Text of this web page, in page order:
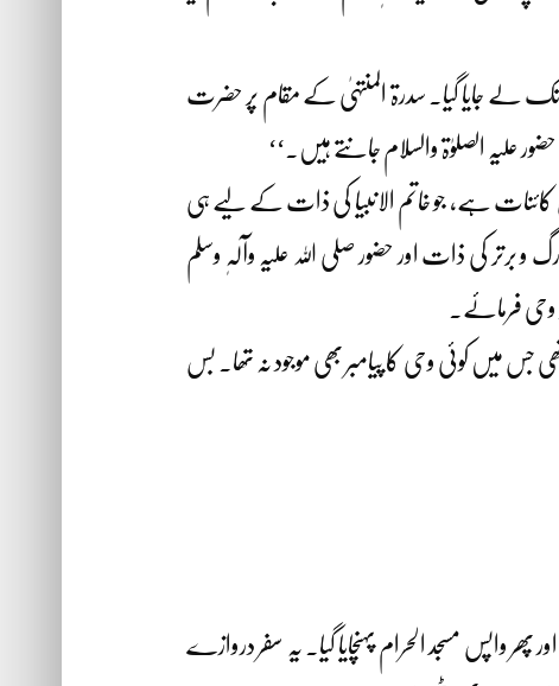
تک لے جایا گیا۔ سدرۃ المنتہیٰ کے مقام پر حضرت
علیہ الصلوٰۃ والسلام جانتے ہیں۔‘‘
کائنات ہے، جو خاتم الانبیا کی ذات کے لیے ہی
کی ذات اور حضور صلی اللہ علیہ وآلہٖ وسلم
وحی فرمائے۔
جس میں کوئی وحی کا پیامبر بھی موجود نہ تھا۔ بس
پھر واپس مسجد الحرام پہنچایا گیا۔ یہ سفر دروازے